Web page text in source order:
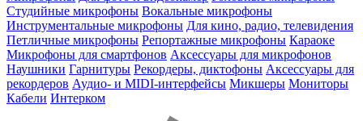
Студийные микрофоны Вокальные микрофоны
Инструментальные микрофоны Для кино, радио, телевидения
Петличные микрофоны Репортажные микрофоны Караоке
Микрофоны для смартфонов Аксессуары для микрофонов
Наушники Гарнитуры Рекордеры, диктофоны Аксессуары для
рекордеров Аудио- и MIDI-интерфейсы Микшеры Мониторы
Кабели Интерком